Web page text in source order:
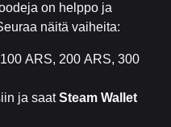
on helppo ja
näitä vaiheita:
ARS, 200 ARS, 300
ja saatSteam Wallet